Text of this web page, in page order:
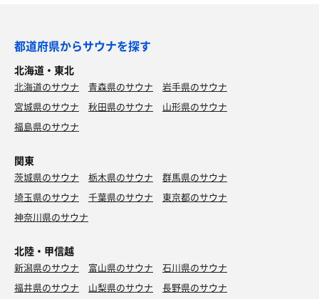
都道府県からサウナを探す
北海道・東北
北海道のサウナ 青森県のサウナ
岩手県のサウナ
宮城県のサウナ
秋田県のサウナ
山形県のサウナ
福島県のサウナ
関東
茨城県のサウナ 栃木県のサウナ
群馬県のサウナ
埼玉県のサウナ
千葉県のサウナ
東京都のサウナ
神奈川県のサウナ
北陸・甲信越
新潟県のサウナ 富山県のサウナ
石川県のサウナ
福井県のサウナ
山梨県のサウナ 長野県のサウナ